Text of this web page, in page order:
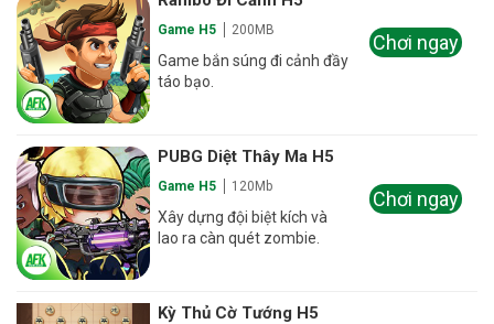
Game H5 200MB
Game bắn súng đi cảnh đầy
táo bạo.
Chơi ngay
PUBG Diệt Thây Ma H5
Game H5 120Mb
Xây dựng đội biệt kích và
lao ra càn quét zombie.
Chơi ngay
Kỳ Thủ Cờ Tướng H5